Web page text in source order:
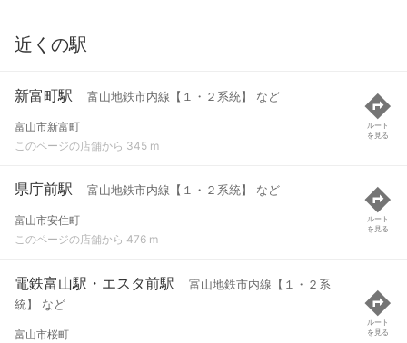
近くの駅
新富町駅 富山地鉄市内線【１・２系統】 など
富山市新富町
このページの店舗から 345 m
ルート
を見る
県庁前駅 富山地鉄市内線【１・２系統】 など
富山市安住町
このページの店舗から 476 m
ルート
を見る
電鉄富山駅・エスタ前駅
富山地鉄市内線【１・２系
統】 など
富山市桜町
ルート
を見る